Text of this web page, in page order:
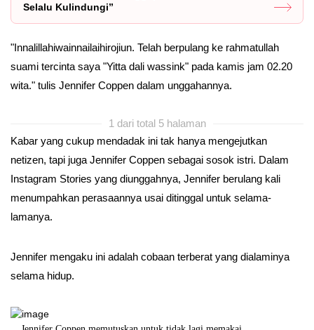
Selalu Kulindungi”
"Innalillahiwainnailaihirojiun. Telah berpulang ke rahmatullah
suami tercinta saya "Yitta dali wassink" pada kamis jam 02.20
wita." tulis Jennifer Coppen dalam unggahannya.
1 dari total 5 halaman
Kabar yang cukup mendadak ini tak hanya mengejutkan
netizen, tapi juga Jennifer Coppen sebagai sosok istri. Dalam
Instagram Stories yang diunggahnya, Jennifer berulang kali
menumpahkan perasaannya usai ditinggal untuk selama-
lamanya.
Jennifer mengaku ini adalah cobaan terberat yang dialaminya
selama hidup.